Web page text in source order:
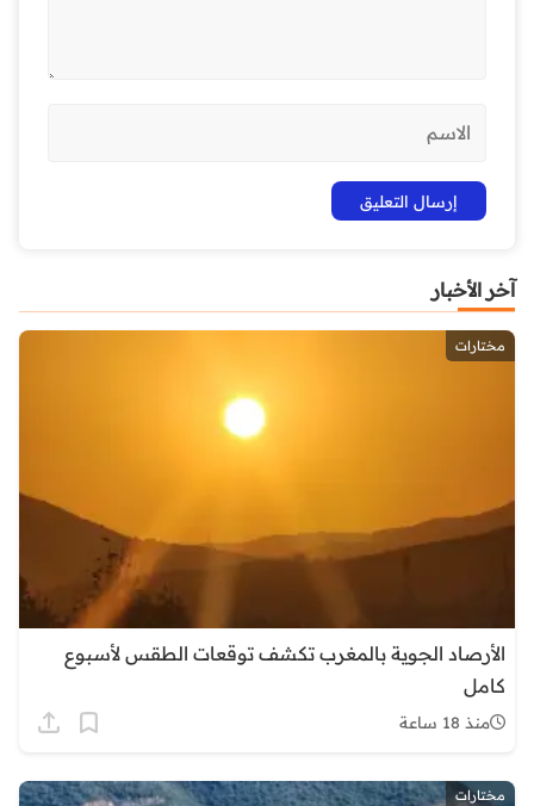
آخر الأخبار
مختارات
الأرصاد الجوية بالمغرب تكشف توقعات الطقس لأسبوع
كامل
منذ 18 ساعة
مختارات